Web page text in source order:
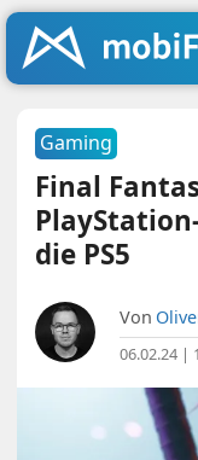
Gaming
Final
die PS5
Von
06.02.24 |